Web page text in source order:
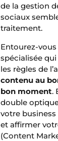
de la gestion
sociaux
traitement.
Entourez-vous
spécialisée
les règles de
contenu au
bon moment.
double
votre business
et affirmer
(Content